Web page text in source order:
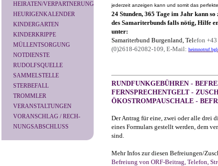
HEIRATEN/VERPARTNERUNG
HEURIGENKALENDER
KINDERGARTEN
KINDERKRIPPE
MÜLLENTSORGUNG
NOTDIENSTE
RUDOLFSQUELLE
SAMMELSTELLE
STERBEFALL
TROMMLER
VERANSTALTUNGEN
VORANSCHLAG / RECH-
NUNGSABSCHLUSS
jederzeit anzeigen kann und somit das
24 Stunden, 365 Tage im Jahr kann so
des Samariterbunds falls nötig, Hilfe
unter:
Samariterbund Burgenland, Telefon +43
(0)2618-62082-109, E-Mail:
RUNDFUNKGEBÜHREN -
FERNSPRECHENTGELT -
ÖKOSTROMPAUSCHALE -
Der Antrag für eine, zwei oder alle drei
eines Formulars gestellt werden, dem
sind.
Mehr Infos zur diesen Befreiungen/
Befreiung von ORF-Beitrag, Telefon,